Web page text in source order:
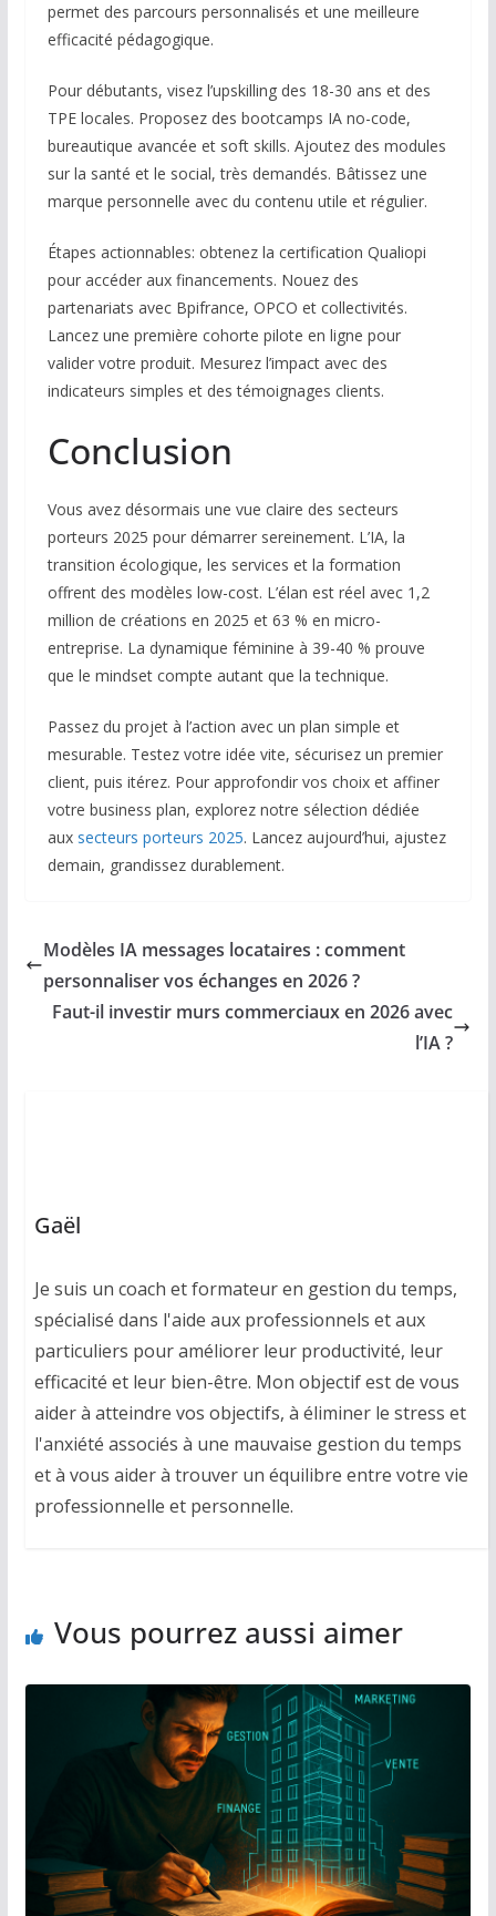
permet des parcours personnalisés et une meilleure
efficacité pédagogique.
Pour débutants, visez l’upskilling des 18-30 ans et des
TPE locales. Proposez des bootcamps IA no-code,
bureautique avancée et soft skills. Ajoutez des modules
sur la santé et le social, très demandés. Bâtissez une
marque personnelle avec du contenu utile et régulier.
Étapes actionnables: obtenez la certification Qualiopi
pour accéder aux financements. Nouez des
partenariats avec Bpifrance, OPCO et collectivités.
Lancez une première cohorte pilote en ligne pour
valider votre produit. Mesurez l’impact avec des
indicateurs simples et des témoignages clients.
Conclusion
Vous avez désormais une vue claire des secteurs
porteurs 2025 pour démarrer sereinement. L’IA, la
transition écologique, les services et la formation
offrent des modèles low-cost. L’élan est réel avec 1,2
million de créations en 2025 et 63 % en micro-
entreprise. La dynamique féminine à 39-40 % prouve
que le mindset compte autant que la technique.
Passez du projet à l’action avec un plan simple et
mesurable. Testez votre idée vite, sécurisez un premier
client, puis itérez. Pour approfondir vos choix et affiner
votre business plan, explorez notre sélection dédiée
aux secteurs porteurs 2025. Lancez aujourd’hui, ajustez
demain, grandissez durablement.
Modèles IA messages locataires : comment
personnaliser vos échanges en 2026 ?
Faut-il investir murs commerciaux en 2026 avec
l’IA ?
Gaël
Je suis un coach et formateur en gestion du temps,
spécialisé dans l'aide aux professionnels et aux
particuliers pour améliorer leur productivité, leur
efficacité et leur bien-être. Mon objectif est de vous
aider à atteindre vos objectifs, à éliminer le stress et
l'anxiété associés à une mauvaise gestion du temps
et à vous aider à trouver un équilibre entre votre vie
professionnelle et personnelle.
Vous pourrez aussi aimer